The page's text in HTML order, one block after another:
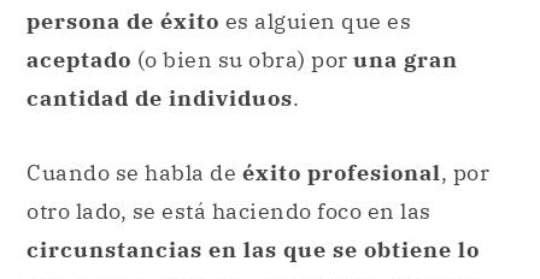
persona de éxito es alguien que es
aceptado (o bien su obra) por una gran
cantidad de individuos.
Cuando se habla de éxito profesional, por
otro lado, se está haciendo foco en las
circunstancias en las que se obtiene lo